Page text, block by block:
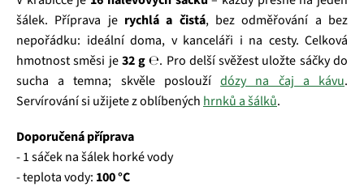
šálek. Příprava je rychlá a čistá, bez odměřování a bez
nepořádku: ideální doma, v kanceláři i na cesty. Celková
hmotnost směsi je32 g ℮. Pro delší svěžest uložte sáčky do
sucha a temna; skvěle posloužídózy na čaj a kávu.
Servírování si užijete z oblíbených hrnků a šálků.
Doporučená příprava
- 1 sáček na šálek horké vody
- teplota vody: 100 °C